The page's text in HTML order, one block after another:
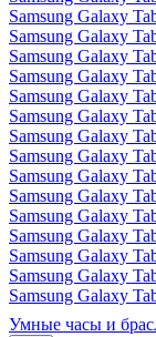
Samsung Galaxy
Samsung Galaxy
Samsung Galaxy
Samsung Galaxy
Samsung Galaxy
Samsung Galaxy
Samsung Galaxy
Samsung Galaxy
Samsung Galaxy
Samsung Galaxy
Samsung Galaxy
Samsung Galaxy
Samsung Galaxy
Samsung Galaxy
Samsung Galaxy
Умные часы и